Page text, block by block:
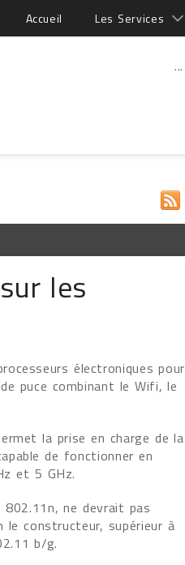
Accueil Les Services
...
les
électroniques pour
puce combinant le Wifi, le
la prise en charge de la
de fonctionner en
et 5 GHz.
ne devrait pas
constructeur, supérieur à
b/g.